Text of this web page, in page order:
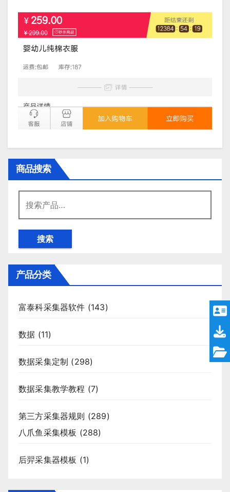
商品搜索
索：
搜索
产品分类
富泰科采集器软件 (143)
数据 (11)
数据采集定制 (298)
数据采集教学教程 (7)
第三方采集器规则 (289)
八爪鱼采集模板 (288)
后羿采集器模板 (1)